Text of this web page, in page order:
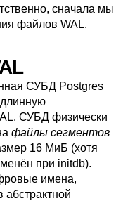
сначала мы
файлов WAL.
СУБД Postgres
СУБД физически
файлы сегментов
16 МиБ (хотя
при initdb).
имена,